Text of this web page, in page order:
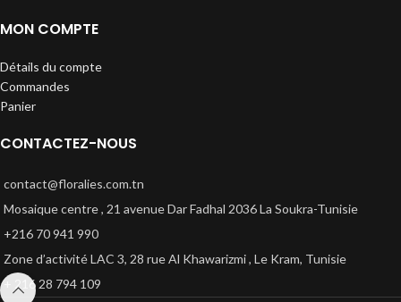
MON COMPTE
Détails du compte
Commandes
Panier
CONTACTEZ-NOUS
contact@floralies.com.tn
Mosaique centre , 21 avenue Dar Fadhal 2036 La Soukra-Tunisie
+216 70 941 990
Zone d’activité LAC 3, 28 rue Al Khawarizmi , Le Kram, Tunisie
+ 216 28 794 109